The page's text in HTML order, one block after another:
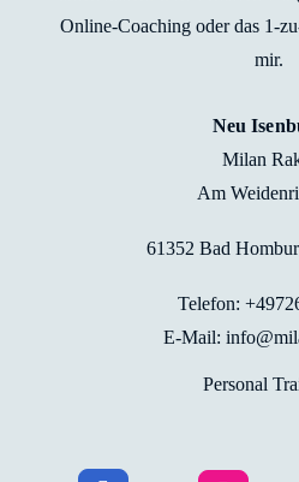
Online-Coaching oder das 1-
mir.
Neu
Milan
Am
61352 Bad
Telefon:
E-Mail:
Personal